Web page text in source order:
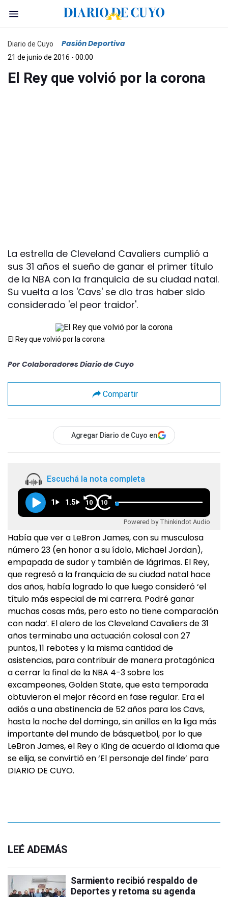
Diario de Cuyo Pasión Deportiva
21 de junio de 2016 - 00:00
El Rey que volvió por la corona
La estrella de Cleveland Cavaliers cumplió a
sus 31 años el sueño de ganar el primer título
de la NBA con la franquicia de su ciudad natal.
Su vuelta a los 'Cavs' se dio tras haber sido
considerado 'el peor traidor'.
El Rey que volvió por la corona
Por Colaboradores Diario de Cuyo
Compartir
Agregar Diario de Cuyo en
Escuchá la nota completa
1 1.5 10 10
Powered by Thinkindot Audio
Había que ver a LeBron James, con su musculosa
número 23 (en honor a su ídolo, Michael Jordan),
empapada de sudor y también de lágrimas. El Rey,
que regresó a la franquicia de su ciudad natal hace
dos años, había logrado lo que luego consideró ‘el
título más especial de mi carrera. Podré ganar
muchas cosas más, pero esto no tiene comparación
con nada’. El alero de los Cleveland Cavaliers de 31
años terminaba una actuación colosal con 27
puntos, 11 rebotes y la misma cantidad de
asistencias, para contribuir de manera protagónica
a cerrar la final de la NBA 4-3 sobre los
excampeones, Golden State, que esta temporada
obtuvieron el mejor récord en fase regular. Era el
adiós a una abstinencia de 52 años para los Cavs,
hasta la noche del domingo, sin anillos en la liga más
importante del mundo de básquetbol, por lo que
LeBron James, el Rey o King de acuerdo al idioma que
se elija, se convirtió en ‘El personaje del finde’ para
DIARIO DE CUYO.
LEÉ ADEMÁS
Sarmiento recibió respaldo de
Deportes y retoma su agenda